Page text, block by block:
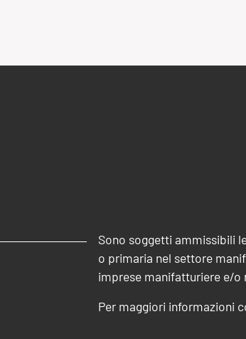
Sono soggetti ammissibili
o primaria nel settore
imprese manifatturiere e/
Per maggiori informazioni